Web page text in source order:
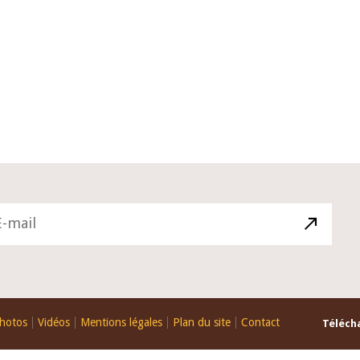
Vidéos Mentions légales Plan du site Contact